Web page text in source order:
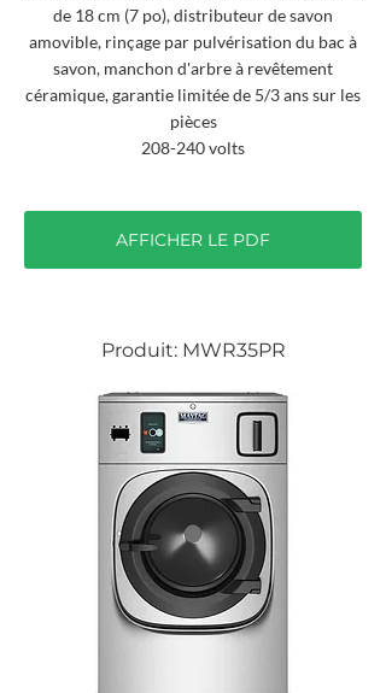
de 18 cm (7 po), distributeur de savon
amovible, rinçage par pulvérisation du bac à
savon, manchon d'arbre à revêtement
céramique, garantie limitée de 5/3 ans sur les
pièces
208-240 volts
AFFICHER LE PDF
Produit: MWR35PR